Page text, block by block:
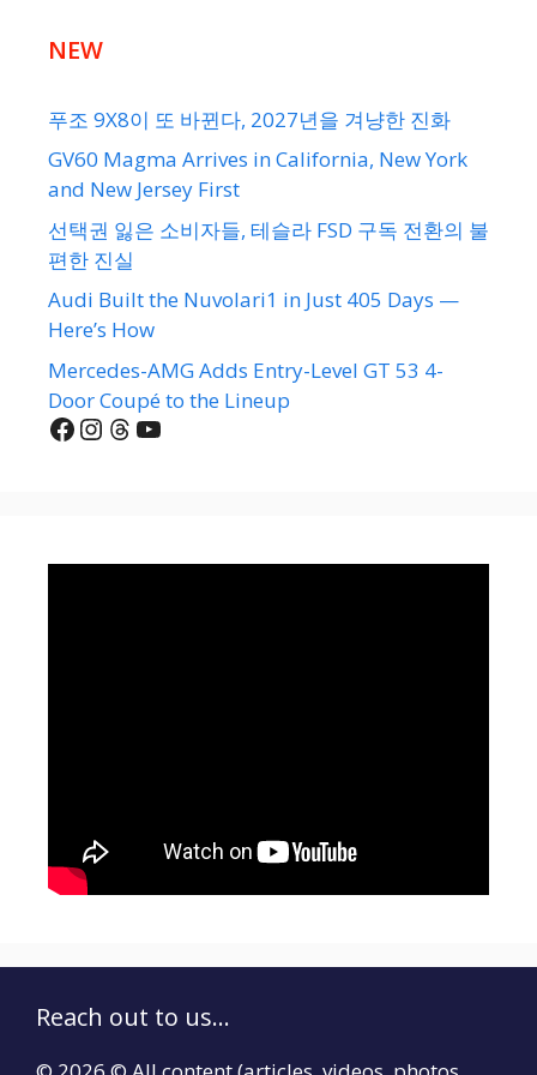
NEW
푸조 9X8이 또 바뀐다, 2027년을 겨냥한 진화
GV60 Magma Arrives in California, New York
and New Jersey First
선택권 잃은 소비자들, 테슬라 FSD 구독 전환의 불
편한 진실
Audi Built the Nuvolari1 in Just 405 Days —
Here’s How
Mercedes-AMG Adds Entry-Level GT 53 4-
Door Coupé to the Lineup
Facebook
Instagram
Threads
YouTube
Reach out to us...